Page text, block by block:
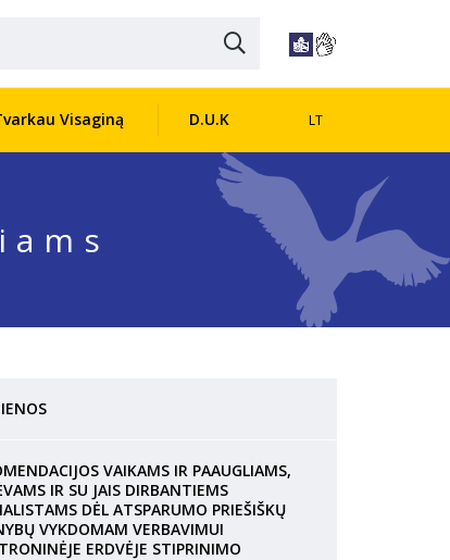
LT
Visaginą D.U.K
VAIKAMS IR PAAUGLIAMS,
IR SU JAIS DIRBANTIEMS
DĖL ATSPARUMO PRIEŠIŠKŲ
VYKDOMAM VERBAVIMUI
ERDVĖJE STIPRINIMO